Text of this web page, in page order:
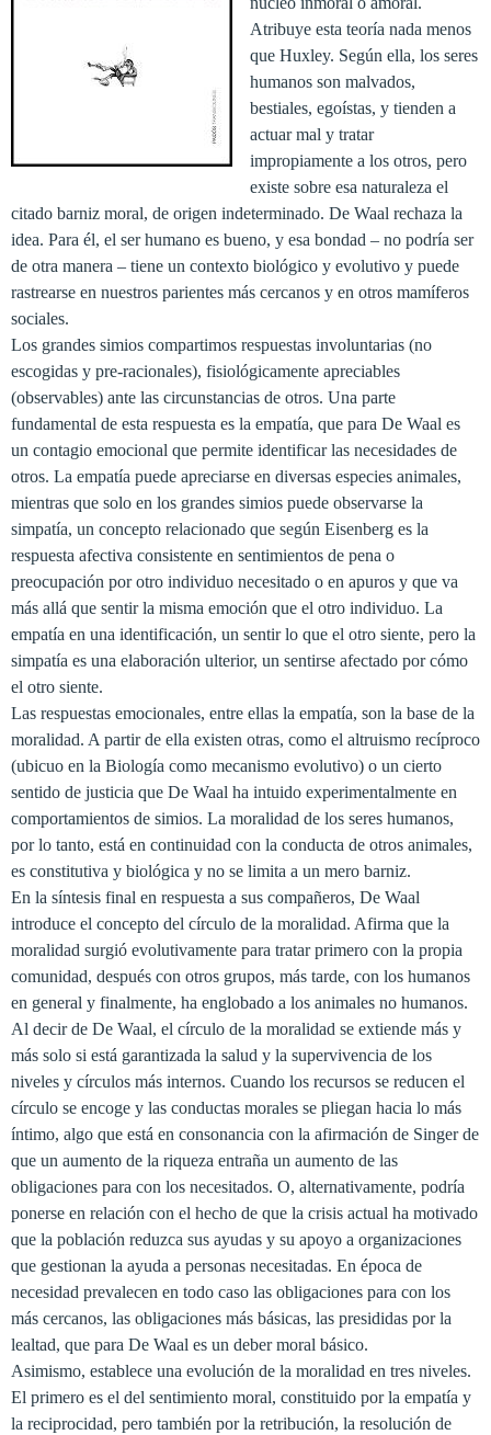
Atribuye esta teoría nada menos
que Huxley. Según ella, los seres
humanos son malvados,
bestiales, egoístas, y tienden a
actuar mal y tratar
impropiamente a los otros, pero
existe sobre esa naturaleza el
citado barniz moral, de origen indeterminado. De Waal rechaza la
idea. Para él, el ser humano es bueno, y esa bondad – no podría ser
de otra manera – tiene un contexto biológico y evolutivo y puede
rastrearse en nuestros parientes más cercanos y en otros mamíferos
sociales.
Los grandes simios compartimos respuestas involuntarias (no
escogidas y pre-racionales), fisiológicamente apreciables
(observables) ante las circunstancias de otros. Una parte
fundamental de esta respuesta es la empatía, que para De Waal es
un contagio emocional que permite identificar las necesidades de
otros. La empatía puede apreciarse en diversas especies animales,
mientras que solo en los grandes simios puede observarse la
simpatía, un concepto relacionado que según Eisenberg es la
respuesta afectiva consistente en sentimientos de pena o
preocupación por otro individuo necesitado o en apuros y que va
más allá que sentir la misma emoción que el otro individuo. La
empatía en una identificación, un sentir lo que el otro siente, pero la
simpatía es una elaboración ulterior, un sentirse afectado por cómo
el otro siente.
Las respuestas emocionales, entre ellas la empatía, son la base de la
moralidad. A partir de ella existen otras, como el altruismo recíproco
(ubicuo en la Biología como mecanismo evolutivo) o un cierto
sentido de justicia que De Waal ha intuido experimentalmente en
comportamientos de simios. La moralidad de los seres humanos,
por lo tanto, está en continuidad con la conducta de otros animales,
es constitutiva y biológica y no se limita a un mero barniz.
En la síntesis final en respuesta a sus compañeros, De Waal
introduce el concepto del círculo de la moralidad. Afirma que la
moralidad surgió evolutivamente para tratar primero con la propia
comunidad, después con otros grupos, más tarde, con los humanos
en general y finalmente, ha englobado a los animales no humanos.
Al decir de De Waal, el círculo de la moralidad se extiende más y
más solo si está garantizada la salud y la supervivencia de los
niveles y círculos más internos. Cuando los recursos se reducen el
círculo se encoge y las conductas morales se pliegan hacia lo más
íntimo, algo que está en consonancia con la afirmación de Singer de
que un aumento de la riqueza entraña un aumento de las
obligaciones para con los necesitados. O, alternativamente, podría
ponerse en relación con el hecho de que la crisis actual ha motivado
que la población reduzca sus ayudas y su apoyo a organizaciones
que gestionan la ayuda a personas necesitadas. En época de
necesidad prevalecen en todo caso las obligaciones para con los
más cercanos, las obligaciones más básicas, las presididas por la
lealtad, que para De Waal es un deber moral básico.
Asimismo, establece una evolución de la moralidad en tres niveles.
El primero es el del sentimiento moral, constituido por la empatía y
la reciprocidad, pero también por la retribución, la resolución de